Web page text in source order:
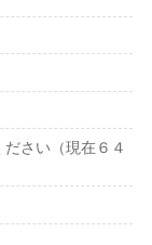
さい（現在６４